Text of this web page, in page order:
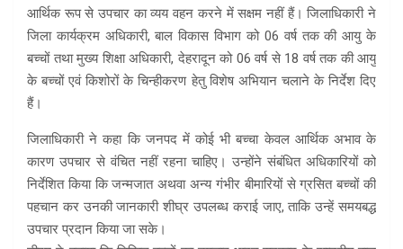
आर्थिक रूप से उपचार का व्यय वहन करने में सक्षम नहीं हैं। जिलाधिकारी ने
जिला कार्यक्रम अधिकारी, बाल विकास विभाग को 06 वर्ष तक की आयु के
बच्चों तथा मुख्य शिक्षा अधिकारी, देहरादून को 06 वर्ष से 18 वर्ष तक की आयु
के बच्चों एवं किशोरों के चिन्हीकरण हेतु विशेष अभियान चलाने के निर्देश दिए
हैं।
जिलाधिकारी ने कहा कि जनपद में कोई भी बच्चा केवल आर्थिक अभाव के
कारण उपचार से वंचित नहीं रहना चाहिए। उन्होंने संबंधित अधिकारियों को
निर्देशित किया कि जन्मजात अथवा अन्य गंभीर बीमारियों से ग्रसित बच्चों की
पहचान कर उनकी जानकारी शीघ्र उपलब्ध कराई जाए, ताकि उन्हें समयबद्ध
उपचार प्रदान किया जा सके।